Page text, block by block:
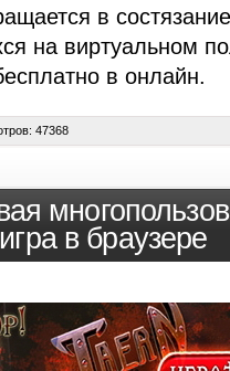
в
на виртуальном
в онлайн.
47368
в браузере